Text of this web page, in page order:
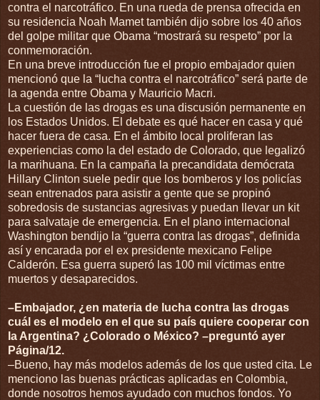
contra el narcotráfico. En una rueda de prensa ofrecida en
su residencia Noah Mamet también dijo sobre los 40 años
del golpe militar que Obama “mostrará su respeto” por la
conmemoración.
En una breve introducción fue el propio embajador quien
mencionó que la “lucha contra el narcotráfico” será parte de
la agenda entre Obama y Mauricio Macri.
La cuestión de las drogas es una discusión permanente en
los Estados Unidos. El debate es qué hacer en casa y qué
hacer fuera de casa. En el ámbito local proliferan las
experiencias como la del estado de Colorado, que legalizó
la marihuana. En la campaña la precandidata demócrata
Hillary Clinton suele pedir que los bomberos y los policías
sean entrenados para asistir a gente que se propinó
sobredosis de sustancias agresivas y puedan llevar un kit
para salvataje de emergencia. En el plano internacional
Washington bendijo la “guerra contra las drogas”, definida
así y encarada por el ex presidente mexicano Felipe
Calderón. Esa guerra superó las 100 mil víctimas entre
muertos y desaparecidos.
–Embajador, ¿en materia de lucha contra las drogas
cuál es el modelo en el que su país quiere cooperar con
la Argentina? ¿Colorado o México? –preguntó ayer
Página/12.
–Bueno, hay más modelos además de los que usted cita. Le
menciono las buenas prácticas aplicadas en Colombia,
donde nosotros hemos ayudado con muchos fondos. Yo